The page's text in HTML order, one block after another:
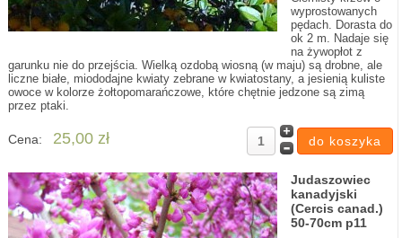
wyprostowanych
pędach. Dorasta do
ok 2 m. Nadaje się
na żywopłot z
garunku nie do przejścia. Wielką ozdobą wiosną (w maju) są drobne, ale
liczne białe, miododajne kwiaty zebrane w kwiatostany, a jesienią kuliste
owoce w kolorze żołtopomarańczowe, które chętnie jedzone są zimą
przez ptaki.
Cena: 25,00 zł
Judaszowiec
kanadyjski
(Cercis canad.)
50-70cm p11